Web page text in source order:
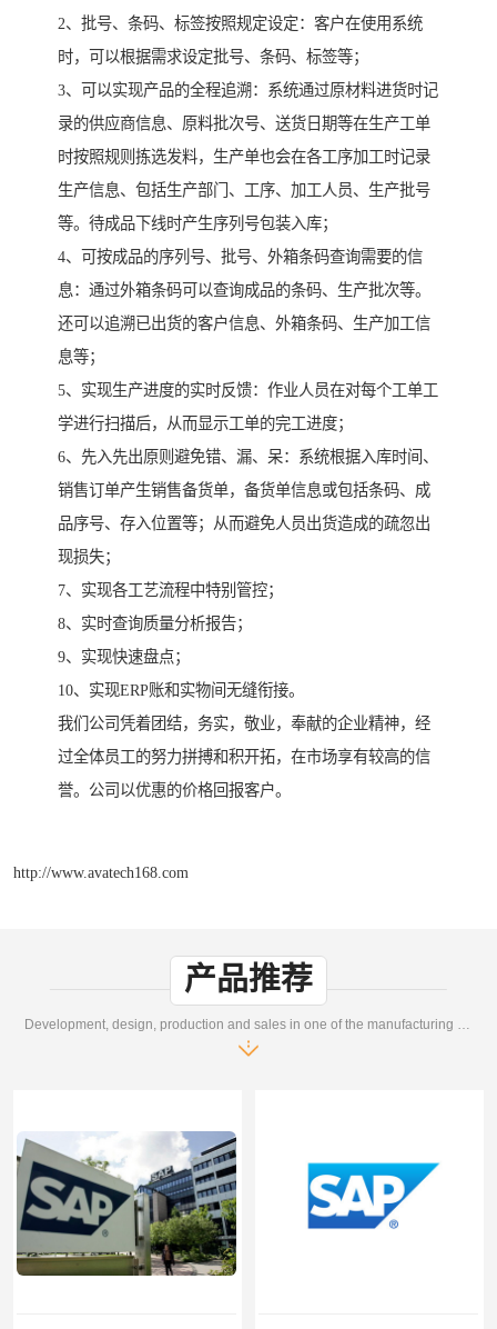
2、批号、条码、标签按照规定设定：客户在使用系统
时，可以根据需求设定批号、条码、标签等；
3、可以实现产品的全程追溯：系统通过原材料进货时记
录的供应商信息、原料批次号、送货日期等在生产工单
时按照规则拣选发料，生产单也会在各工序加工时记录
生产信息、包括生产部门、工序、加工人员、生产批号
等。待成品下线时产生序列号包装入库；
4、可按成品的序列号、批号、外箱条码查询需要的信
息：通过外箱条码可以查询成品的条码、生产批次等。
还可以追溯已出货的客户信息、外箱条码、生产加工信
息等；
5、实现生产进度的实时反馈：作业人员在对每个工单工
学进行扫描后，从而显示工单的完工进度；
6、先入先出原则避免错、漏、呆：系统根据入库时间、
销售订单产生销售备货单，备货单信息或包括条码、成
品序号、存入位置等；从而避免人员出货造成的疏忽出
现损失；
7、实现各工艺流程中特别管控；
8、实时查询质量分析报告；
9、实现快速盘点；
10、实现ERP账和实物间无缝衔接。
我们公司凭着团结，务实，敬业，奉献的企业精神，经
过全体员工的努力拼搏和积开拓，在市场享有较高的信
誉。公司以优惠的价格回报客户。
http://www.avatech168.com
产品推荐
Development, design, production and sales in one of the manufacturing enterprises